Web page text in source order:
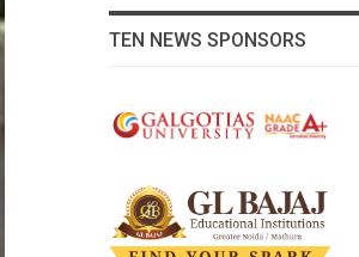
TEN NEWS SPONSORS